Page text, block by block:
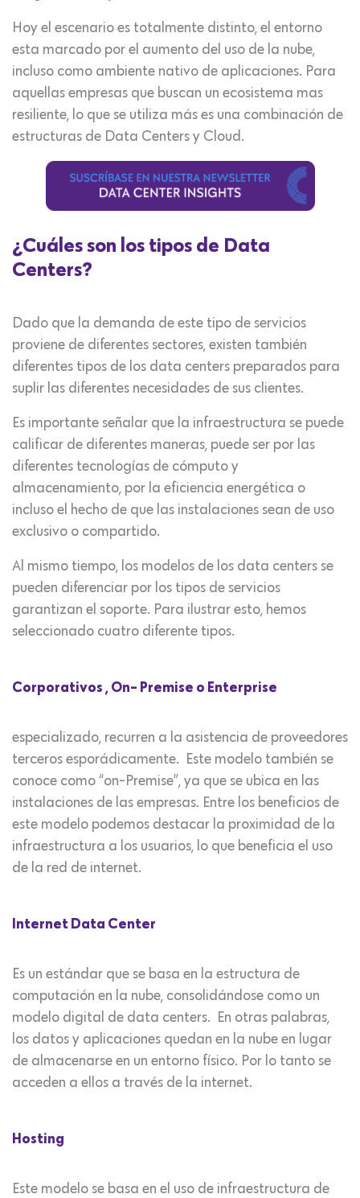
Hoy el escenario es totalmente distinto, el entorno
esta marcado por el aumento del uso de la nube,
incluso como ambiente nativo de aplicaciones. Para
aquellas empresas que buscan un ecosistema mas
resiliente, lo que se utiliza más es una combinación de
estructuras de Data Centers y Cloud.
¿Cuáles son los tipos de Data
Centers?
Dado que la demanda de este tipo de servicios
proviene de diferentes sectores, existen también
diferentes tipos de los data centers preparados para
suplir las diferentes necesidades de sus clientes.
Es importante señalar que la infraestructura se puede
calificar de diferentes maneras, puede ser por las
diferentes tecnologías de cómputo y
almacenamiento, por la eficiencia energética o
incluso el hecho de que las instalaciones sean de uso
exclusivo o compartido.
Al mismo tiempo, los modelos de los data centers se
pueden diferenciar por los tipos de servicios
garantizan el soporte. Para ilustrar esto, hemos
seleccionado cuatro diferente tipos.
Corporativos , On- Premise o Enterprise
especializado, recurren a la asistencia de proveedores
terceros esporádicamente. Este modelo también se
conoce como “on-Premise”, ya que se ubica en las
instalaciones de las empresas. Entre los beneficios de
este modelo podemos destacar la proximidad de la
infraestructura a los usuarios, lo que beneficia el uso
de la red de internet.
Internet Data Center
Es un estándar que se basa en la estructura de
computación en la nube, consolidándose como un
modelo digital de data centers. En otras palabras,
los datos y aplicaciones quedan en la nube en lugar
de almacenarse en un entorno físico. Por lo tanto se
acceden a ellos a través de la internet.
Hosting
Este modelo se basa en el uso de infraestructura de